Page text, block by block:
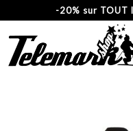
-20% sur TOUT